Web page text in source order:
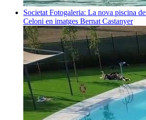
Societat Fotogaleria: La nova piscina
Celoni en imatges Bernat Castanyer